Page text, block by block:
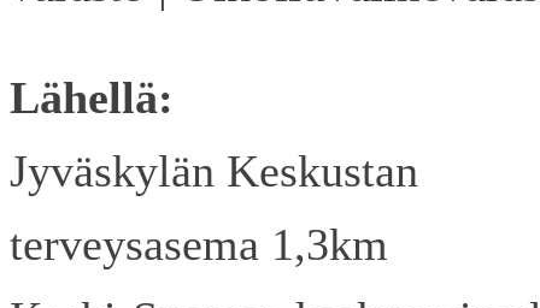
Lähellä:
Jyväskylän Keskustan
terveysasema 1,3km